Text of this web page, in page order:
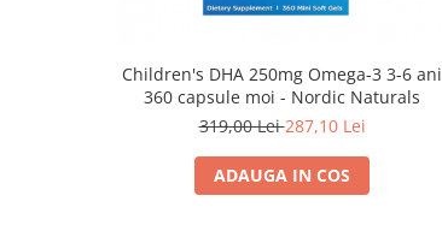
Children's DHA 250mg Omega-3 3-6 ani
360 capsule moi - Nordic Naturals
319,00 Lei287,10 Lei
ADAUGA IN COS